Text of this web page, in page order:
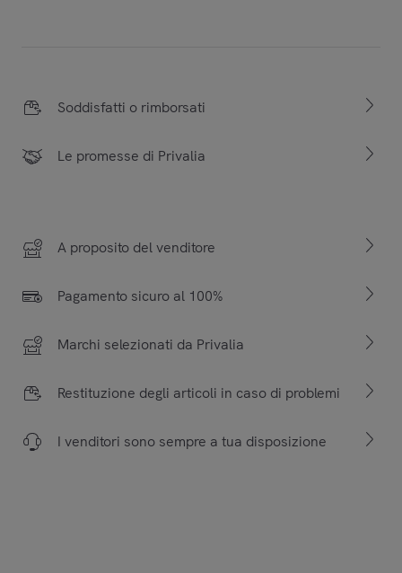
Soddisfatti o rimborsati
Le promesse di Privalia
A proposito del venditore
Pagamento sicuro al 100%
Marchi selezionati da Privalia
Restituzione degli articoli in caso di problemi
I venditori sono sempre a tua disposizione